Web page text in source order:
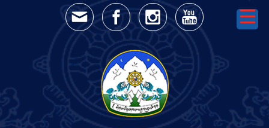
Skip to main content